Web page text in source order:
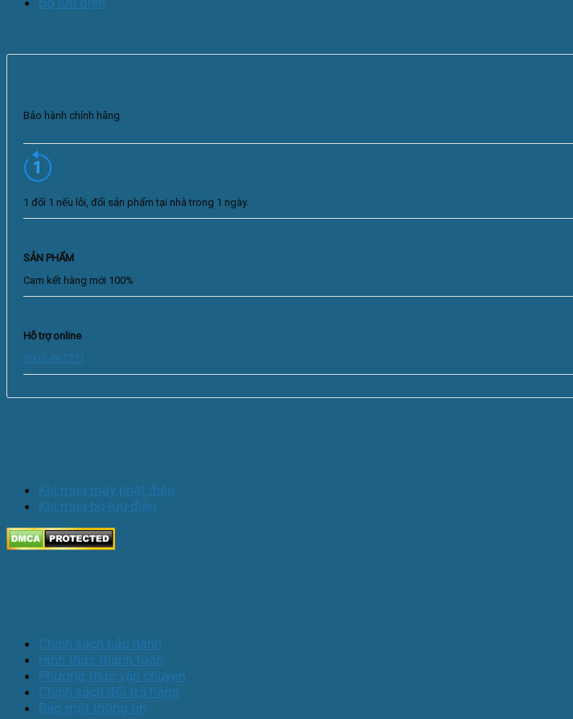
Bảo hành chính hãng
1 đổi 1 nếu lỗi, đổi sản phẩm tại nhà trong 1 ngày.
SẢN PHẨM
Cam kết hàng mới 100%
Hỗ trợ online
0901.49.7771
Khi mua máy phát điện
Khi mua bộ lưu điện
Chính sách bảo hành
Hình thức thanh toán
Phương thức vận chuyển
Chính sách đổi trả hàng
Bảo mật thông tin